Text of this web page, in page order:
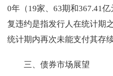
0年（19家、63期和367.41
复违约是指发行人在统计期
统计期内再次未能支付其存
三、债券市场展望